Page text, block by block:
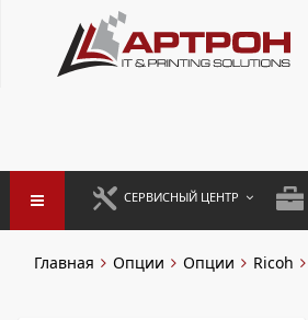
СЕРВИСНЫЙ ЦЕНТР
Главная Опции Опции Ricoh